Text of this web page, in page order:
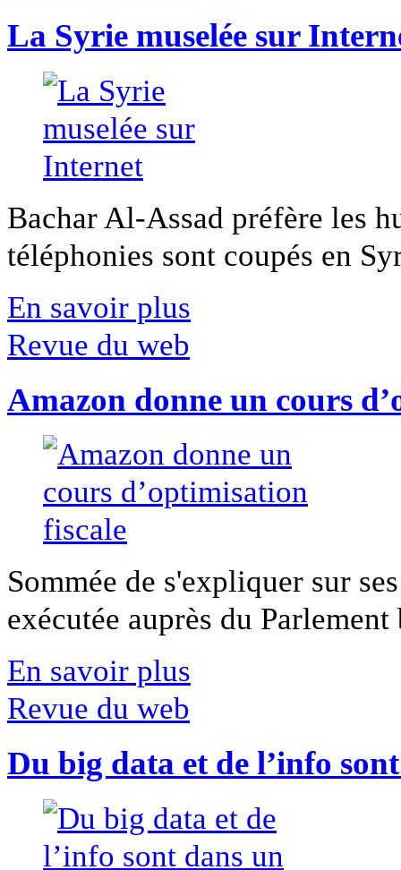
La Syrie muselée sur
Bachar Al-Assad préfère les
téléphonies sont coupés en
En savoir plus
Revue du web
Amazon donne un cours
Sommée de s'expliquer sur
exécutée auprès du
En savoir plus
Revue du web
Du big data et de l’info